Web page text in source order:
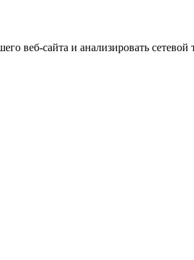
веб-сайта и анализировать сетевой